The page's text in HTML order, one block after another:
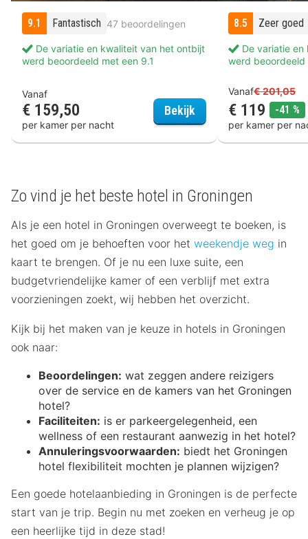
9.1 Fantastisch 47 beoordelingen
De variatie en kwaliteit van het ontbijt
werd beoordeeld met een 9.1
Vanaf
€ 159,50
per kamer per nacht
Bekijk The Market Hotel
8.5 Zeer goed
De variatie
werd
Vanaf€ 201,05
€ 119 -41 %
per kamer per
Zo vind je het beste hotel in Groningen
Als je een hotel in Groningen overweegt te boeken, is
het goed om je behoeften voor het weekendje weg in
kaart te brengen. Of je nu een luxe suite, een
budgetvriendelijke kamer of een verblijf met extra
voorzieningen zoekt, wij hebben het overzicht.
Kijk bij het maken van je keuze in hotels in Groningen
ook naar:
Beoordelingen: wat zeggen andere reizigers
over de service en de kamers van het Groningen
hotel?
Faciliteiten: is er parkeergelegenheid, een
wellness of een restaurant aanwezig in het hotel?
Annuleringsvoorwaarden: biedt het Groningen
hotel flexibiliteit mochten je plannen wijzigen?
Een goede hotelaanbieding in Groningen is de perfecte
start van je trip. Begin nu met zoeken en verheug je op
een heerlijke tijd in deze stad!